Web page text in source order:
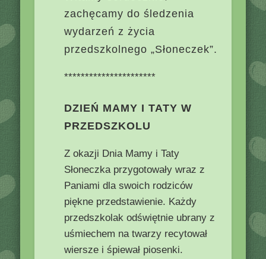
zachęcamy do śledzenia
wydarzeń z życia
przedszkolnego „Słoneczek”.
**********************
DZIEŃ MAMY I TATY W
PRZEDSZKOLU
Z okazji Dnia Mamy i Taty
Słoneczka przygotowały wraz z
Paniami dla swoich rodziców
piękne przedstawienie. Każdy
przedszkolak odświętnie ubrany z
uśmiechem na twarzy recytował
wiersze i śpiewał piosenki.